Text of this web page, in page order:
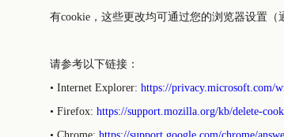
有cookie，这些更改均可通过您的浏览器设置（
请参考以下链接：
• Internet Explorer: https://privacy.microsoft.com/
• Firefox: https://support.mozilla.org/kb/delete-